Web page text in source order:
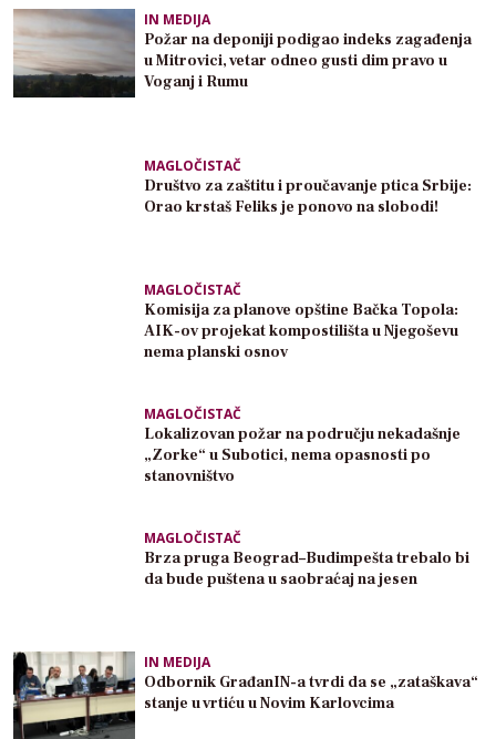
IN MEDIJA
Požar na deponiji podigao indeks zagađenja
u Mitrovici, vetar odneo gusti dim pravo u
Voganj i Rumu
MAGLOČISTAČ
Društvo za zaštitu i proučavanje ptica Srbije:
Orao krstaš Feliks je ponovo na slobodi!
MAGLOČISTAČ
Komisija za planove opštine Bačka Topola:
AIK-ov projekat kompostilišta u Njegoševu
nema planski osnov
MAGLOČISTAČ
Lokalizovan požar na području nekadašnje
„Zorke“ u Subotici, nema opasnosti po
stanovništvo
MAGLOČISTAČ
Brza pruga Beograd–Budimpešta trebalo bi
da bude puštena u saobraćaj na jesen
IN MEDIJA
Odbornik GrađanIN-a tvrdi da se „zataškava“
stanje u vrtiću u Novim Karlovcima